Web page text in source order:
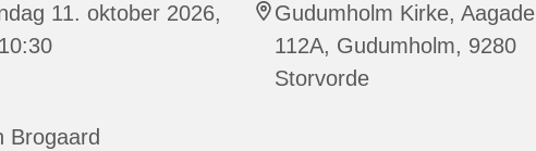
11. oktober 2026,
Gudumholm Kirke, Aagade
112A, Gudumholm, 9280
Storvorde
Brogaard